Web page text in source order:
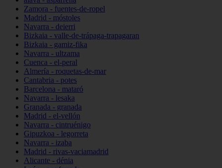
Zamora - fuentes-de-ropel
Madrid - móstoles
Navarra - deierri
Bizkaia - valle-de-trápaga-trapagaran
Bizkaia - gamiz-fika
Navarra - ultzama
Cuenca - el-peral
Almería - roquetas-de-mar
Cantabria - potes
Barcelona - mataró
Navarra - lesaka
Granada - granada
Madrid - el-vellón
Navarra - cintruénigo
Gipuzkoa - legorreta
Navarra - izaba
Madrid - rivas-vaciamadrid
Alicante - dénia